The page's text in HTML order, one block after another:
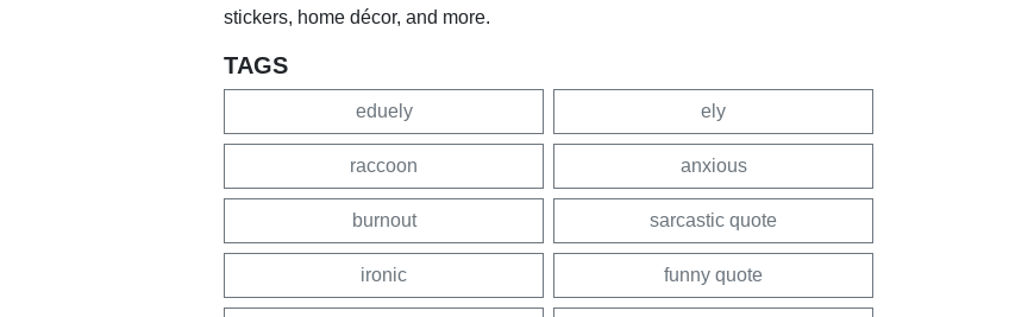
stickers, home décor, and more.
TAGS
eduely ely
raccoon anxious
burnout sarcastic quote
ironic funny quote